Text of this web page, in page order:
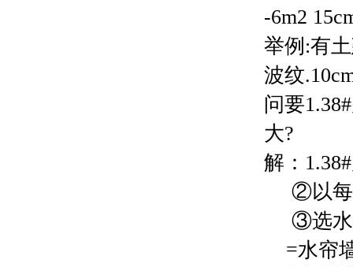
-6m2
举例:有
波纹
问要
大?
解：
②以每
③选
=水帘